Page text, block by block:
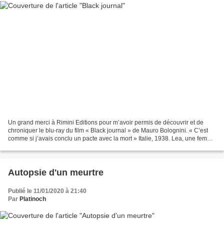
Un grand merci à Rimini Editions pour m’avoir permis de découvrir et de
chroniquer le blu-ray du film « Black journal » de Mauro Bolognini. « C’est
comme si j’avais conclu un pacte avec la mort » Italie, 1938. Lea, une femme
Autopsie d'un meurtre
Publié le 11/01/2020 à 21:40
Par Platinoch